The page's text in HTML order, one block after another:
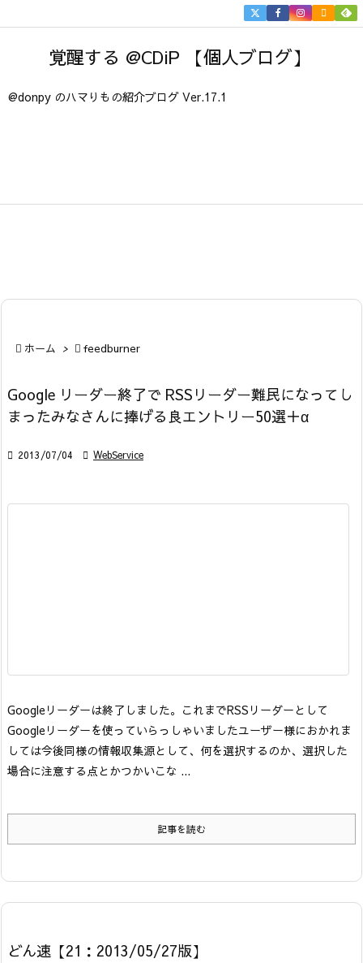
覚醒する @CDiP 【個人ブログ】
@donpy のハマりもの紹介ブログ Ver.17.1


 ホーム >  feedburner
Google リーダー終了で RSSリーダー難民になってし
まったみなさんに捧げる良エントリー50選＋α
 2013/07/04  WebService
Googleリーダーは終了しました。 これまでRSSリーダーとして
Googleリーダーを使っていらっしゃいましたユーザー様におかれま
しては今後同様の情報収集源として、何を選択するのか、選択した
場合に注意する点とかつかいこな ...
記事を読む
どん速【21：2013/05/27版】